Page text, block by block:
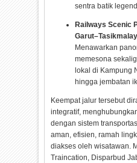
sentra batik
Railways Scenic
Menawarkan
memesona
lokal di Kampung
hingga jembatan
Keempat jalur tersebut
integratif,
dengan sistem
aman, efisien, ramah
diakses oleh wisatawan.
Traincation, Disparbud